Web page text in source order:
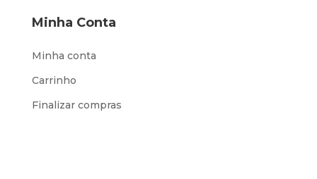
Minha Conta
Minha conta
Carrinho
Finalizar compras